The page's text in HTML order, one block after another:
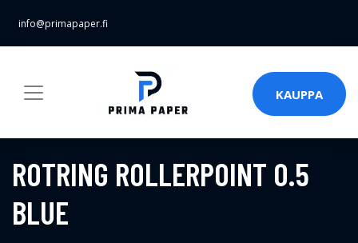
info@primapaper.fi
KAUPPA
ROTRING ROLLERPOINT 0.5
BLUE